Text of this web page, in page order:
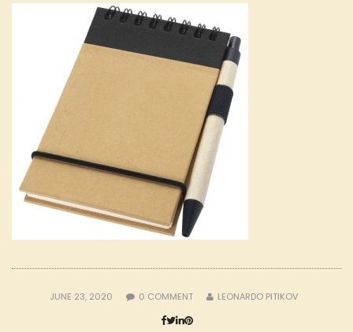
JUNE 23, 2020 0 COMMENT LEONARDO PITIKOV